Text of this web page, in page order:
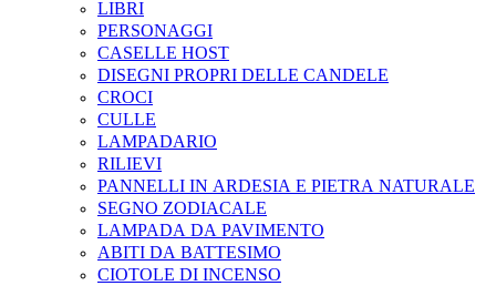
LIBRI
PERSONAGGI
CASELLE HOST
DISEGNI PROPRI DELLE CANDELE
CROCI
CULLE
LAMPADARIO
RILIEVI
PANNELLI IN ARDESIA E PIETRA NATURALE
SEGNO ZODIACALE
LAMPADA DA PAVIMENTO
ABITI DA BATTESIMO
CIOTOLE DI INCENSO